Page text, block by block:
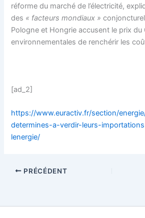
réforme du marché de l’électricité,
des « facteurs mondiaux »
Pologne et Hongrie accusent le prix du
environnementales de renchérir les
[ad_2]
https://www.euractiv.fr/section/
determines-a-verdir-leurs-
lenergie/
PRÉCÉDENT